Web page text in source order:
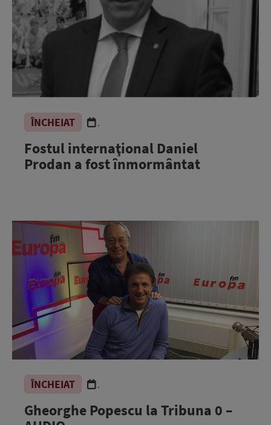
ÎNCHEIAT .
Fostul internaţional Daniel
Prodan a fost înmormântat
ÎNCHEIAT .
Gheorghe Popescu la Tribuna 0 –